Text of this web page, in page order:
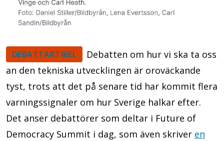
DEBATTARTIKEL
Debatten om hur vi ska ta oss
an den tekniska utvecklingen är oroväckande
tyst, trots att det på senare tid har kommit flera
varningssignaler om hur Sverige halkar efter.
Det anser debattörer som deltar i Future of
Democracy Summit i dag, som även skriver en